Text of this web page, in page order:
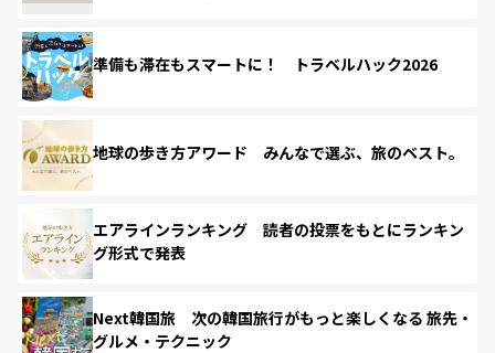
準備も滞在もスマートに！ トラベルハック2026
地球の歩き方アワード みんなで選ぶ、旅のベスト。
エアラインランキング 読者の投票をもとにランキン
グ形式で発表
Next韓国旅 次の韓国旅行がもっと楽しくなる 旅先・
グルメ・テクニック